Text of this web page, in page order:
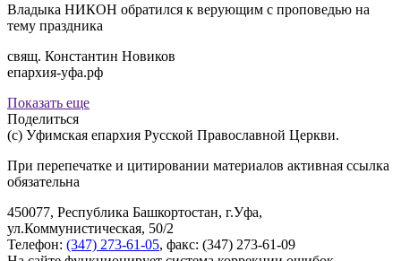
Владыка НИКОН обратился к верующим с проповедью на
тему праздника
свящ. Константин Новиков
епархия-уфа.рф
Показать еще
Поделиться
(с) Уфимская епархия Русской Православной Церкви.
При перепечатке и цитировании материалов активная ссылка
обязательна
450077, Республика Башкортостан, г.Уфа,
ул.Коммунистическая, 50/2
Телефон: (347) 273-61-05, факс: (347) 273-61-09